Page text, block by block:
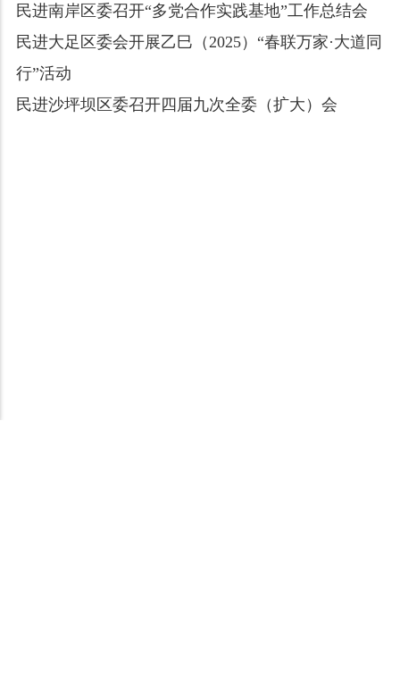
民进南岸区委召开“多党合作实践基地”工作总结会
民进大足区委会开展乙巳（2025）“春联万家·大道同
行”活动
民进沙坪坝区委召开四届九次全委（扩大）会